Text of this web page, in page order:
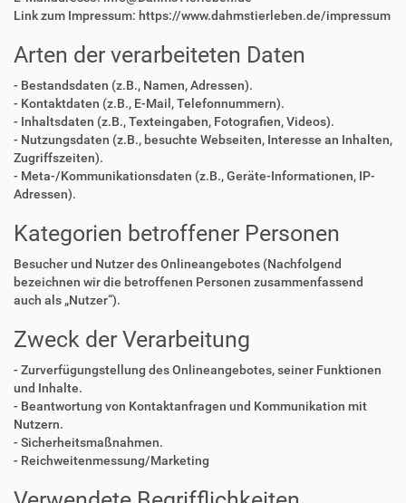
Link zum Impressum: https://www.dahmstierleben.de/impressum
Arten der verarbeiteten Daten
- Bestandsdaten (z.B., Namen, Adressen).
- Kontaktdaten (z.B., E-Mail, Telefonnummern).
- Inhaltsdaten (z.B., Texteingaben, Fotografien, Videos).
- Nutzungsdaten (z.B., besuchte Webseiten, Interesse an Inhalten,
Zugriffszeiten).
- Meta-/Kommunikationsdaten (z.B., Geräte-Informationen, IP-
Adressen).
Kategorien betroffener Personen
Besucher und Nutzer des Onlineangebotes (Nachfolgend
bezeichnen wir die betroffenen Personen zusammenfassend
auch als „Nutzer“).
Zweck der Verarbeitung
- Zurverfügungstellung des Onlineangebotes, seiner Funktionen
und Inhalte.
- Beantwortung von Kontaktanfragen und Kommunikation mit
Nutzern.
- Sicherheitsmaßnahmen.
- Reichweitenmessung/Marketing